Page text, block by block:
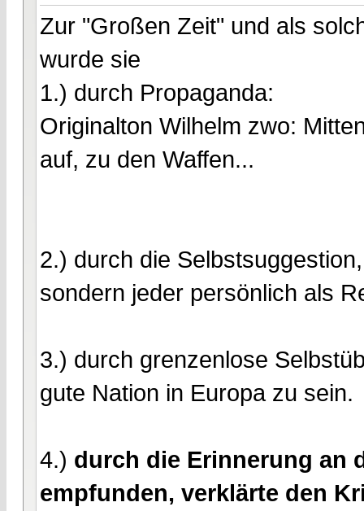
Zur "Großen Zeit" und als
wurde sie
1.) durch Propaganda:
Originalton Wilhelm zwo:
auf, zu den Waffen...
2.) durch die
sondern jeder persönlich als
3.) durch grenzenlose
gute Nation in Europa zu sein.
4.) durch die Erinnerung an
empfunden, verklärte den